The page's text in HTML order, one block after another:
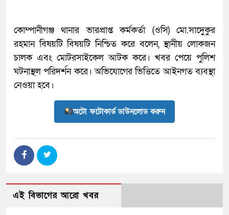
কোম্পানীগঞ্জ থানার ভারপ্রাপ্ত কর্মকর্তা (ওসি) মো.সাদেুকুর
রহমান বিষয়টি বিষয়টি নিশ্চিত করে বলেন, স্থানীয় লোকজন
চালক এবং মোটরসাইকেল আটক করে। খবর পেয়ে পুলিশ
ঘটনাস্থল পরিদর্শন করে। অভিযোগের ভিত্তিতে আইনগত ব্যবস্থা
নেওয়া হবে।
অটো ফটোকার্ড ডাউনলোড করুন
এই বিভাগের আরো খবর